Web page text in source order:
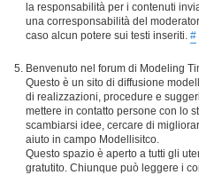
la responsabilità per i contenuti
una corresponsabilità del
caso alcun potere sui testi inseriti. #
Benvenuto nel forum di Modeling
Questo è un sito di diffusione
di realizzazioni, procedure e
mettere in contatto persone con lo
scambiarsi idee, cercare di
aiuto in campo Modellisitco.
Questo spazio è aperto a tutti gli
gratutito. Chiunque può leggere i